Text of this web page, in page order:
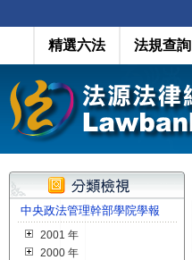
精選六法 法規查詢
中央政法管理幹部學院學報
2001 年
2000 年